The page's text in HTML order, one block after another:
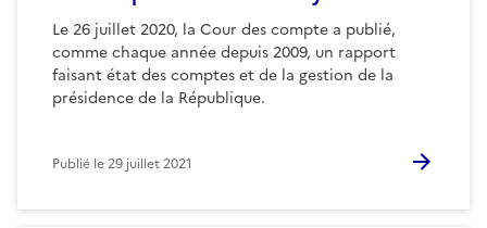
Le 26 juillet 2020, la Cour des compte a publié,
comme chaque année depuis 2009, un rapport
faisant état des comptes et de la gestion de la
présidence de la République.
Publié le29 juillet 2021